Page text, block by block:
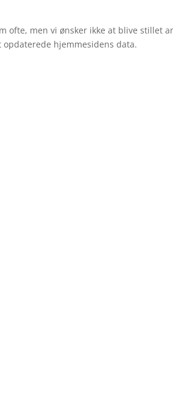
men vi ønsker ikke at blive stillet
hjemmesidens data.